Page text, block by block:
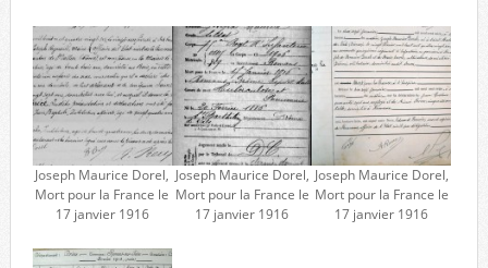
Joseph Maurice Dorel,
Mort pour la France le
17 janvier 1916
Joseph Maurice Dorel,
Mort pour la France le
17 janvier 1916
Joseph Maurice Dorel,
Mort pour la France le
17 janvier 1916